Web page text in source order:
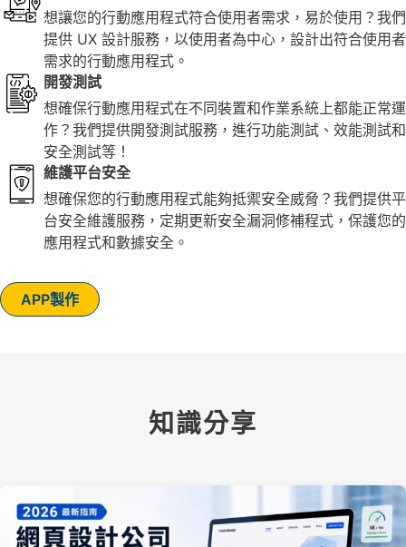
想讓您的行動應用程式符合使用者需求，易於使用？我們
提供 UX 設計服務，以使用者為中心，設計出符合使用者
需求的行動應用程式。
開發測試
想確保行動應用程式在不同裝置和作業系統上都能正常運
作？我們提供開發測試服務，進行功能測試、效能測試和
安全測試等！
維護平台安全
想確保您的行動應用程式能夠抵禦安全威脅？我們提供平
台安全維護服務，定期更新安全漏洞修補程式，保護您的
應用程式和數據安全。
APP製作
知識分享